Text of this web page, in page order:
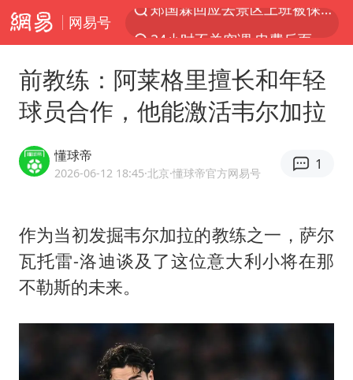
网易号
24小时不关空调 电费反而更低？
“梅姨”已是老年人 死刑或适用受限
“事业单位招聘不是人情买卖”
李亚鹏向地铁吐血女孩捐99999元
杨某某拒服兵役 不得录用为公务员
知识产权强国建设驶入“快车道”
前教练：阿莱格里擅长和年轻
球员合作，他能激活韦尔加拉
懂球帝
2026-06-12 18:45·北京·懂球帝官方网易号
1
作为当初发掘韦尔加拉的教练之一，萨尔
瓦托雷-洛迪谈及了这位意大利小将在那
不勒斯的未来。